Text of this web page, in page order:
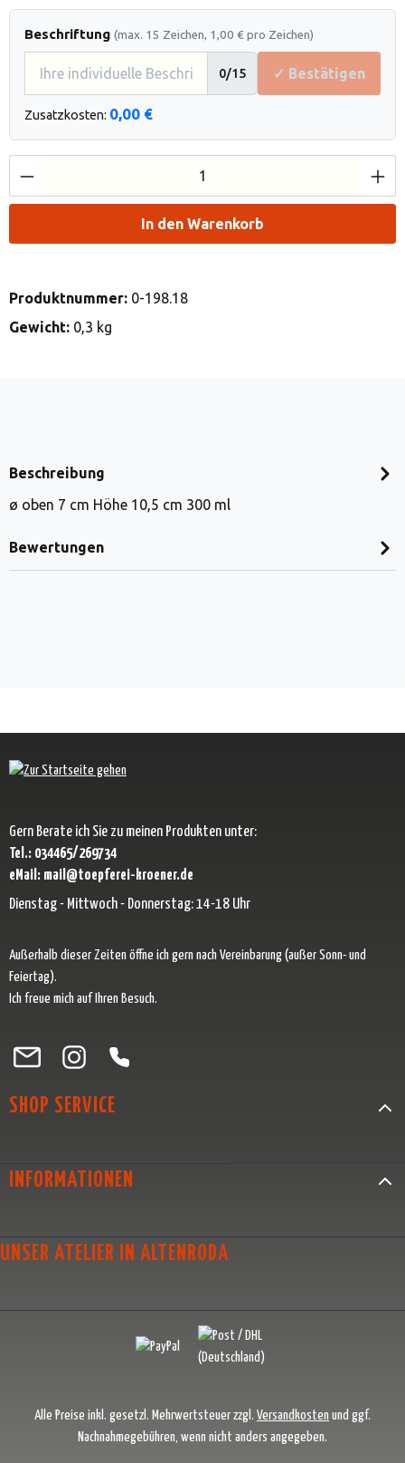
Beschriftung (max. 15 Zeichen, 1,00 € pro Zeichen)
0/15 ✓ Bestätigen
Zusatzkosten: 0,00 €
Produkt Anzahl: Gib den gewünschten
In den Warenkorb
Produktnummer: 0-198.18
Gewicht: 0,3 kg
Beschreibung
ø oben 7 cm Höhe 10,5 cm 300 ml
Bewertungen
Gern Berate ich Sie zu meinen Produkten unter:
Tel.: 034465/269734
eMail: mail@toepferei-kroener.de
Dienstag - Mittwoch - Donnerstag: 14-18 Uhr
Außerhalb dieser Zeiten öffne ich gern nach Vereinbarung (außer Sonn- und
Feiertag).
Ich freue mich auf Ihren Besuch.
Besuche uns auf Facebook – öffnet in neuem Tab (externer Link)
Schau auf Instagram vorbei – öffnet in neuem Tab (externer Link)
Lass dich auf Pinterest inspirieren – öffnet in neuem Tab
Folge uns auf X – öffnet in neuem Tab (externer Link)
SHOP SERVICE
INFORMATIONEN
UNSER ATELIER IN ALTENRODA
Alle Preise inkl. gesetzl. Mehrwertsteuer zzgl. Versandkosten und ggf.
Nachnahmegebühren, wenn nicht anders angegeben.